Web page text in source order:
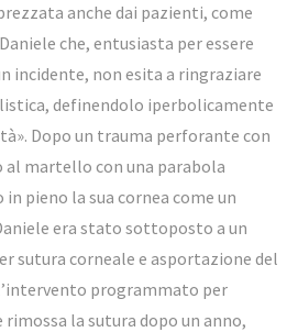
anche dai pazienti, come
che, entusiasta per essere
incidente, non esita a ringraziare
definendolo iperbolicamente
Dopo un trauma perforante con
al martello con una parabola
pieno la sua cornea come un
era stato sottoposto a un
sutura corneale e asportazione del
programmato per
la sutura dopo un anno,